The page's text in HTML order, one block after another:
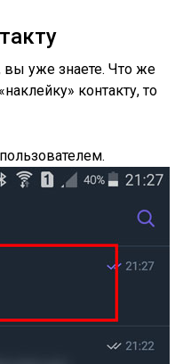
вы уже знаете. Что же
контакту, то